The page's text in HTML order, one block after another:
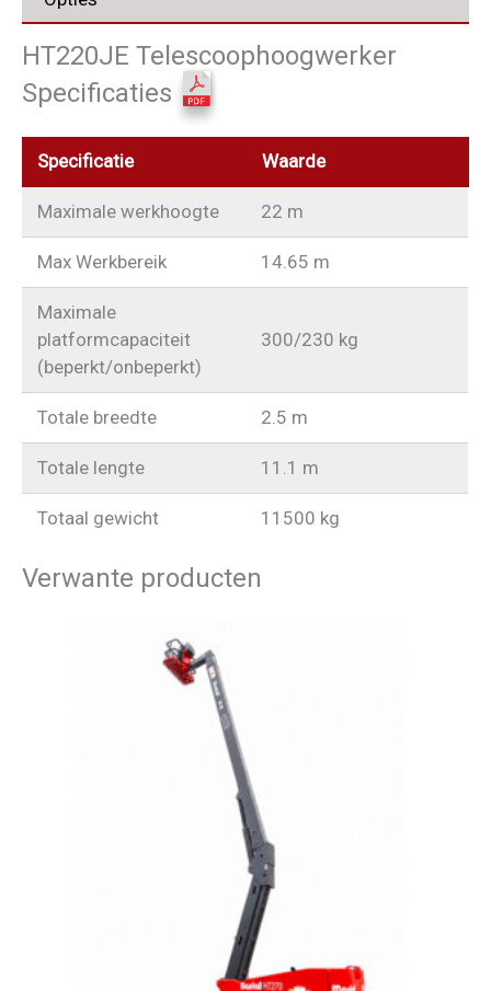
HT220JE Telescoophoogwerker
Specificaties
Specificatie Waarde
Maximale werkhoogte 22 m
Max Werkbereik 14.65 m
Maximale
platformcapaciteit
(beperkt/onbeperkt)
300/230 kg
Totale breedte 2.5 m
Totale lengte 11.1 m
Totaal gewicht 11500 kg
Verwante producten